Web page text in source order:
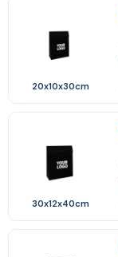
20x10x30cm
30x12x40cm